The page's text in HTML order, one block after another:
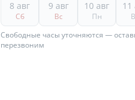
8 авг
Сб
9 авг
Вс
10 авг
Пн
11
Свободные часы уточняются —
перезвоним